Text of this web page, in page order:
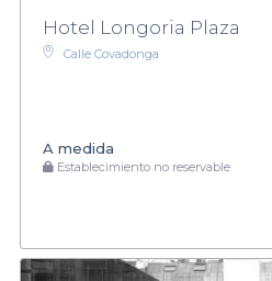
Hotel Longoria Plaza
Calle Covadonga
A medida
Establecimiento no reservable